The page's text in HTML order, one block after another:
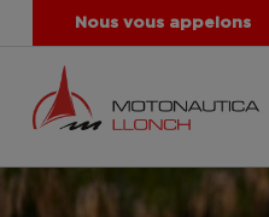
Nous vous appelons